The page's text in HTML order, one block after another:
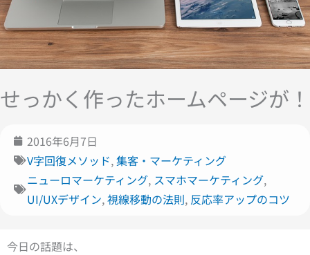
せっかく作ったホームページが！
2016年6月7日
V字回復メソッド,集客・マーケティング
ニューロマーケティング, スマホマーケティング,
UI/UXデザイン,視線移動の法則, 反応率アップのコツ
今日の話題は、